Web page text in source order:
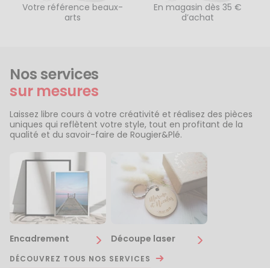
Votre référence beaux-
arts
En magasin dès 35 €
d’achat
Nos services
sur mesures
Laissez libre cours à votre créativité et réalisez des pièces
uniques qui reflètent votre style, tout en profitant de la
qualité et du savoir-faire de Rougier&Plé.
Encadrement Découpe laser
DÉCOUVREZ TOUS NOS SERVICES